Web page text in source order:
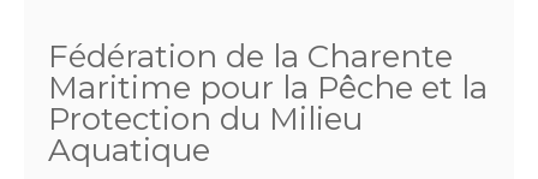
Fédération de la Charente
Maritime pour la Pêche et la
Protection du Milieu
Aquatique